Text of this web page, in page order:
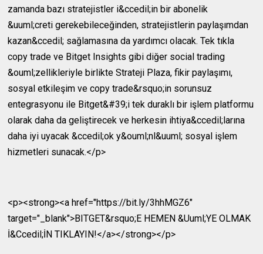
zamanda bazı stratejistler i&ccedil;in bir abonelik
&uuml;creti gerekebileceğinden, stratejistlerin paylaşımdan
kazan&ccedil; sağlamasına da yardımcı olacak. Tek tıkla
copy trade ve Bitget Insights gibi diğer social trading
&ouml;zellikleriyle birlikte Strateji Plaza, fikir paylaşımı,
sosyal etkileşim ve copy trade&rsquo;in sorunsuz
entegrasyonu ile Bitget&#39;i tek duraklı bir işlem platformu
olarak daha da geliştirecek ve herkesin ihtiya&ccedil;larına
daha iyi uyacak &ccedil;ok y&ouml;nl&uuml; sosyal işlem
hizmetleri sunacak.</p>
<p><strong><a href="https://bit.ly/3hhMGZ6"
target="_blank">BITGET&rsquo;E HEMEN &Uuml;YE OLMAK
İ&Ccedil;İN TIKLAYIN!</a></strong></p>